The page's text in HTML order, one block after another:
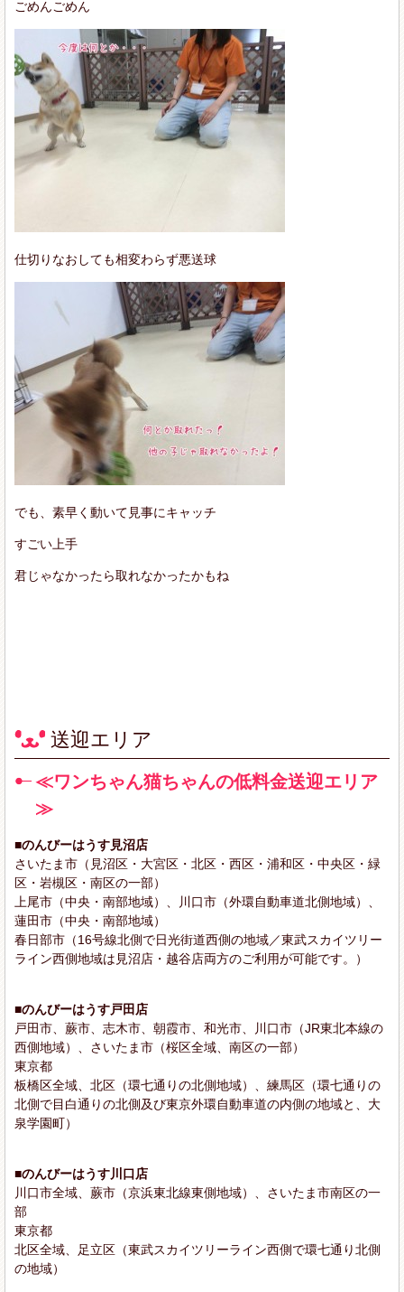
ごめんごめん
仕切りなおしても相変わらず悪送球
でも、素早く動いて見事にキャッチ
すごい上手
君じゃなかったら取れなかったかもね
送迎エリア
≪ワンちゃん猫ちゃんの低料金送迎エリア
≫
■のんびーはうす見沼店
さいたま市（見沼区・大宮区・北区・西区・浦和区・中央区・緑
区・岩槻区・南区の一部）
上尾市（中央・南部地域）、川口市（外環自動車道北側地域）、
蓮田市（中央・南部地域）
春日部市（16号線北側で日光街道西側の地域／東武スカイツリー
ライン西側地域は見沼店・越谷店両方のご利用が可能です。）
■のんびーはうす戸田店
戸田市、蕨市、志木市、朝霞市、和光市、川口市（JR東北本線の
西側地域）、さいたま市（桜区全域、南区の一部）
東京都
板橋区全域、北区（環七通りの北側地域）、練馬区（環七通りの
北側で目白通りの北側及び東京外環自動車道の内側の地域と、大
泉学園町）
■のんびーはうす川口店
川口市全域、蕨市（京浜東北線東側地域）、さいたま市南区の一
部
東京都
北区全域、足立区（東武スカイツリーライン西側で環七通り北側
の地域）